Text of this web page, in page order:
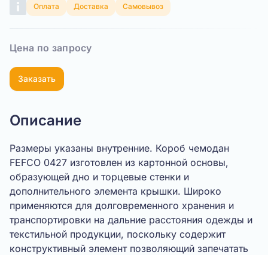
Оплата Доставка Самовывоз
Цена по запросу
Заказать
Описание
Размеры указаны внутренние. Короб чемодан
FEFCO 0427 изготовлен из картонной основы,
образующей дно и торцевые стенки и
дополнительного элемента крышки. Широко
применяются для долговременного хранения и
транспортировки на дальние расстояния одежды и
текстильной продукции, поскольку содержит
конструктивный элемент позволяющий запечатать